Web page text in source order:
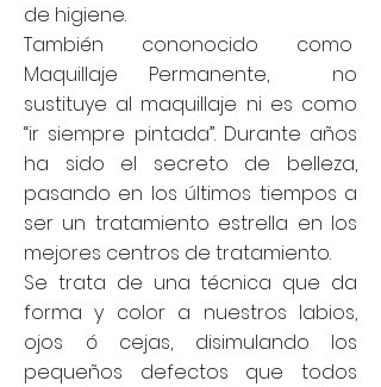
de higiene.
También cononocido como
Maquillaje Permanente, no
sustituye al maquillaje ni es como
“ir siempre pintada”. Durante años
ha sido el secreto de belleza,
pasando en los últimos tiempos a
ser un tratamiento estrella en los
mejores centros de tratamiento.
Se trata de una técnica que da
forma y color a nuestros labios,
ojos ó cejas, disimulando los
pequeños defectos que todos